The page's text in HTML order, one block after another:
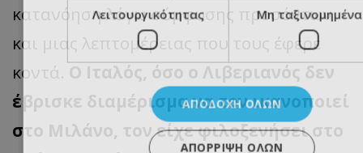
κατανόηση λόγω σύμφυσης προσόντων
και μιας λεπτομέρειας που τους έφερε
κοντά. Ο Ιταλός, όσο ο Λιβεριανός δεν
έβρισκε διαμέρισμα να τον ικανοποιεί
στο Μιλάνο, τον είχε φιλοξενήσει στο
Λειτουργικότητας Μη ταξινομημένα
ΑΠΟΔΟΧΉ ΌΛΩΝ
ΑΠΌΡΡΙΨΗ ΌΛΩΝ